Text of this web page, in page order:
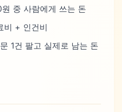
중 사람에게 쓰는 돈
비 + 인건비
1건 팔고 실제로 남는 돈